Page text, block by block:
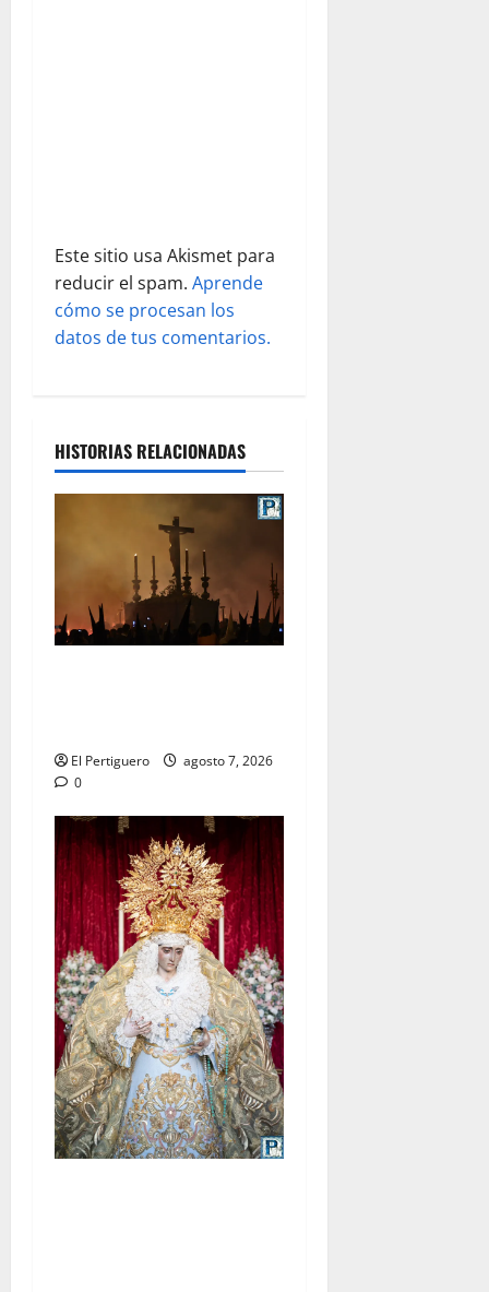
a
s
Este sitio usa Akismet para
reducir el spam. Aprende
cómo se procesan los
datos de tus comentarios.
HISTORIAS RELACIONADAS
El Pertiguero
agosto 7, 2026
0